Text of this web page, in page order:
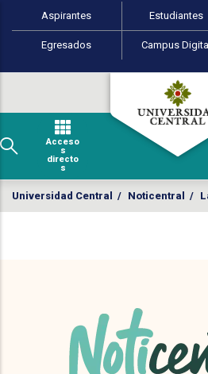
Pasar al contenido principal
Perfiles de usuario
Aspirantes Estudiantes
Egresados Campus Digital
Acceso
s
directo
s
Universidad Central / Noticentral /